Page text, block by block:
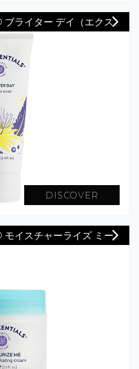
ライター デイ（エクス...
DISCOVER
イスチャーライズ ミー...